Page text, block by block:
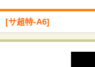
[サ超特-A6]